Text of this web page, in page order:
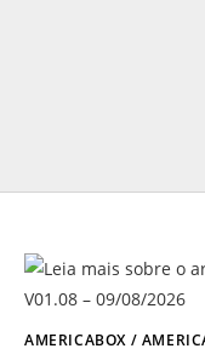
AMERICABOX /